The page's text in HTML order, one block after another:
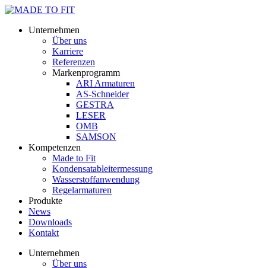
Unternehmen
Über uns
Karriere
Referenzen
Markenprogramm
ARI Armaturen
AS-Schneider
GESTRA
LESER
OMB
SAMSON
Kompetenzen
Made to Fit
Kondensat­ableiter­messung
Wasserstoff­anwendung
Regel­arma­turen
Produkte
News
Downloads
Kontakt
Unternehmen
Über uns